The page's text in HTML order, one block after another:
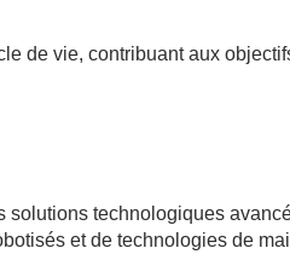
de vie, contribuant aux
technologiques
et de technologies de